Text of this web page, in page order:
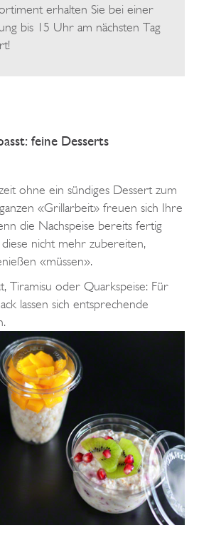
erhalten Sie bei einer
bis 15 Uhr am nächsten Tag
feine Desserts
ohne ein sündiges Dessert zum
«Grillarbeit» freuen sich Ihre
die Nachspeise bereits fertig
nicht mehr zubereiten,
«müssen».
Tiramisu oder Quarkspeise: Für
lassen sich entsprechende